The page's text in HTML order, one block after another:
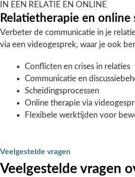
IN EEN RELATIE EN ONLINE
Relatietherapie en online
Verbeter de communicatie in je
via een videogesprek, waar je ook
Conflicten en crises in relaties
Communicatie en
Scheidingsprocessen
Online therapie via
Flexibele werktijden voor
Veelgestelde vragen
Veelgestelde vragen